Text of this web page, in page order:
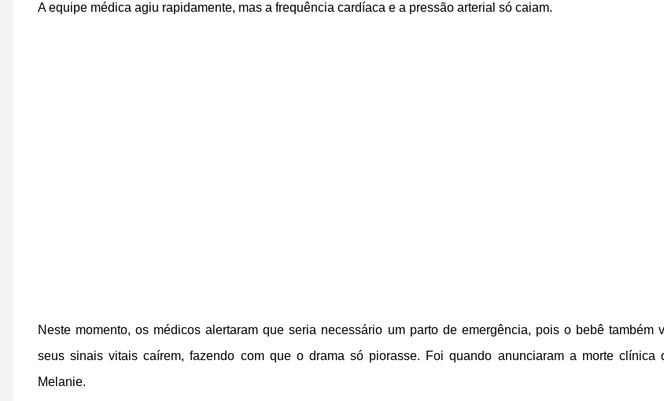
A equipe médica agiu rapidamente, mas a frequência cardíaca e a pressão arterial só caiam.
Neste momento, os médicos alertaram que seria necessário um parto de emergência, pois o bebê também
seus sinais vitais caírem, fazendo com que o drama só piorasse. Foi quando anunciaram a morte clínica
Melanie.